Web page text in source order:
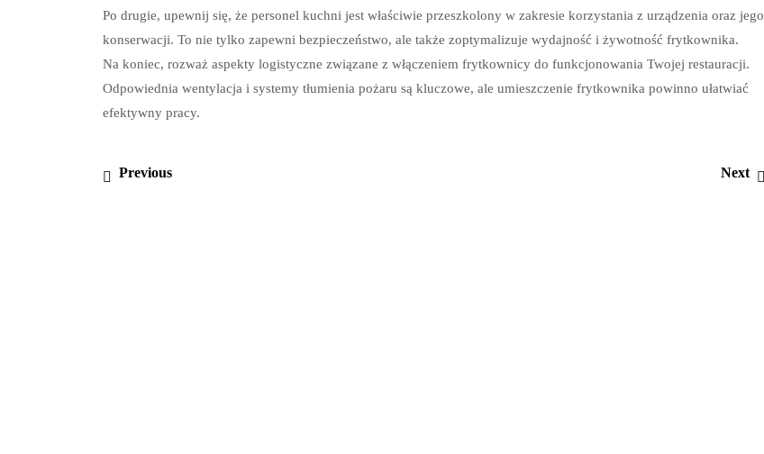
Po drugie, upewnij się, że personel kuchni jest właściwie przeszkolony w zakresie korzystania z urządzenia oraz jego
konserwacji. To nie tylko zapewni bezpieczeństwo, ale także zoptymalizuje wydajność i żywotność frytkownika.
Na koniec, rozważ aspekty logistyczne związane z włączeniem frytkownicy do funkcjonowania Twojej restauracji.
Odpowiednia wentylacja i systemy tłumienia pożaru są kluczowe, ale umieszczenie frytkownika powinno ułatwiać
efektywny pracy.
Nawigacja
PreviousPrevious
Next